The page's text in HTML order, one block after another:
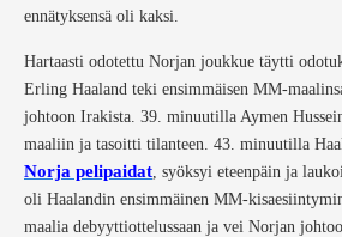
ennätyksensä oli kaksi.
Hartaasti odotettu Norjan joukkue täytti
Erling Haaland teki ensimmäisen MM-
johtoon Irakista. 39. minuutilla Aymen
maaliin ja tasoitti tilanteen. 43. minuutilla
Norja pelipaidat, syöksyi eteenpäin ja
oli Haalandin ensimmäinen MM-
maalia debyyttiottelussaan ja vei Norjan